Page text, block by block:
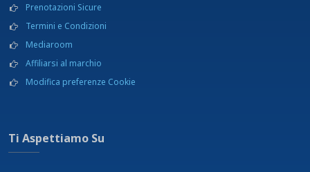
Prenotazioni Sicure
Termini e Condizioni
Mediaroom
Affiliarsi al marchio
Modifica preferenze Cookie
Ti Aspettiamo Su